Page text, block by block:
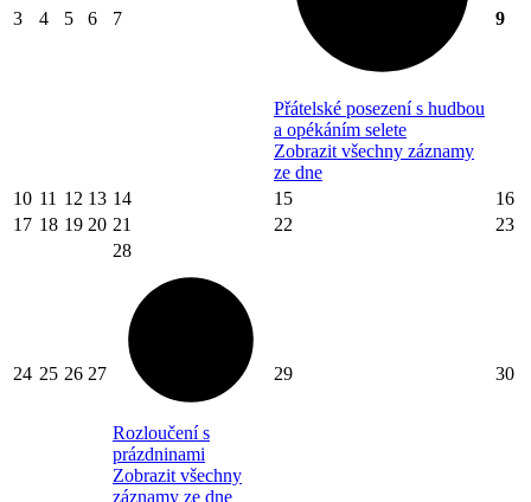
3 4 5 6 7
Přátelské posezení s hudbou
a opékáním selete
Zobrazit všechny záznamy
ze dne
9
10 11 12 13 14 15
16
17 18 19 20 21 22 23
24 25 26 27
28
Rozloučení s
prázdninami
Zobrazit všechny
záznamy ze dne
29 30